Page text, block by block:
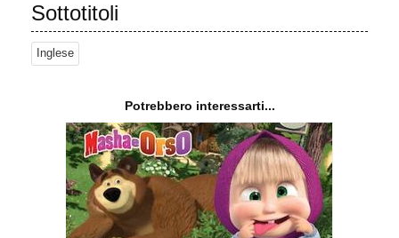
Sottotitoli
Inglese
Potrebbero interessarti...